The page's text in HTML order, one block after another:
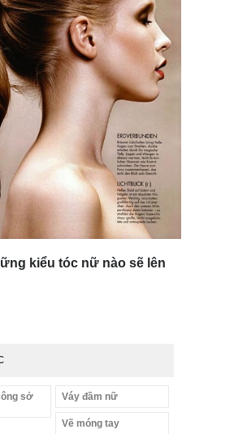
kiểu tóc nữ nào sẽ lên
sở
Váy đầm nữ
Vẽ móng tay